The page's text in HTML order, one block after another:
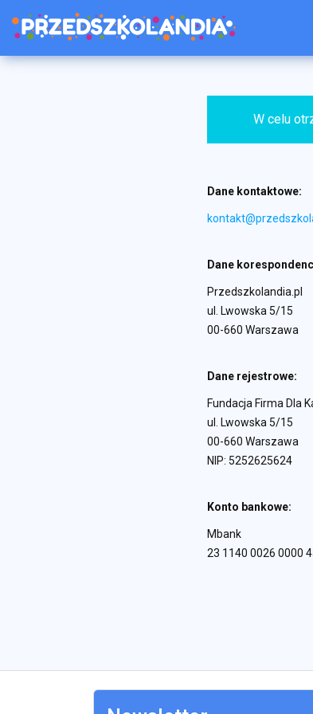
W celu
Dane kontaktowe:
Dane
Przedszkolandia.pl
ul. Lwowska 5/15
00-660 Warszawa
Dane rejestrowe:
Fundacja Firma Dla
ul. Lwowska 5/15
00-660 Warszawa
NIP: 5252625624
Konto bankowe:
Mbank
23 1140 0026 0000